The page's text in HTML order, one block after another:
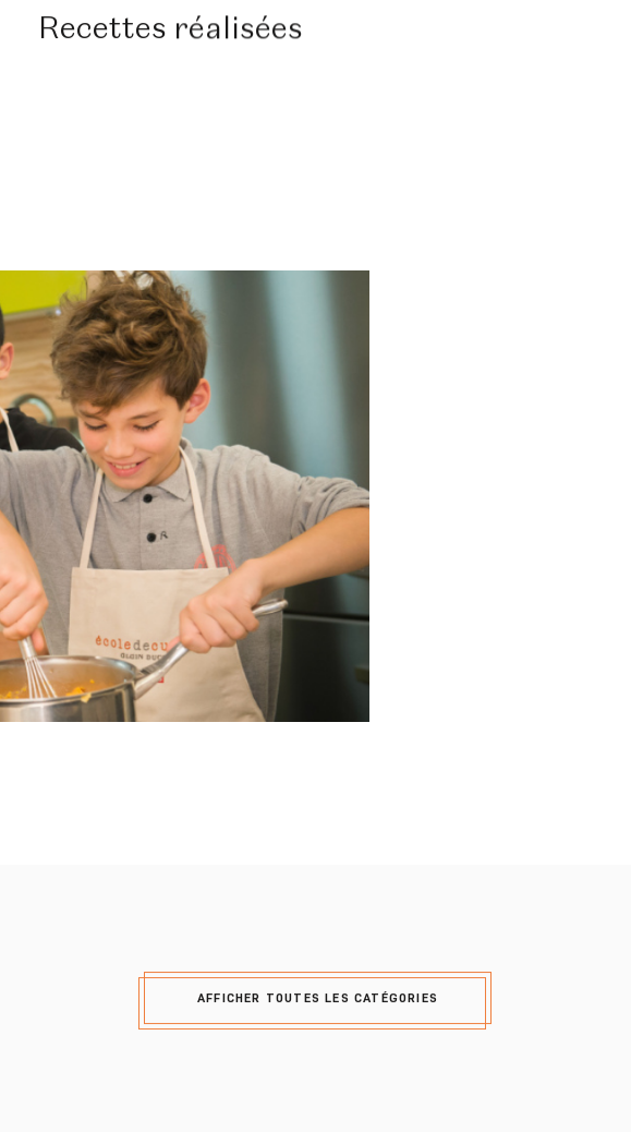
Recettes réalisées
AFFICHER TOUTES LES CATÉGORIES